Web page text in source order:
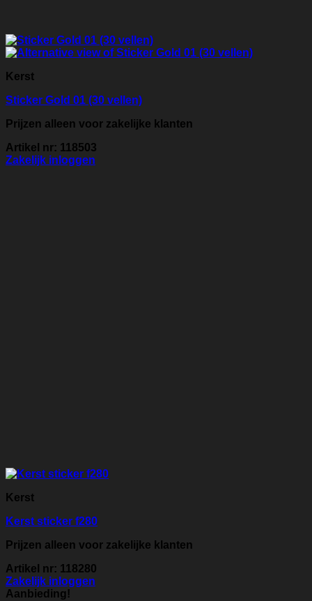
Kerst
Sticker Gold 01 (30 vellen)
Prijzen alleen voor zakelijke klanten
Artikel nr: 118503
Zakelijk inloggen
Kerst
Kerst sticker f280
Prijzen alleen voor zakelijke klanten
Artikel nr: 118280
Zakelijk inloggen
Aanbieding!